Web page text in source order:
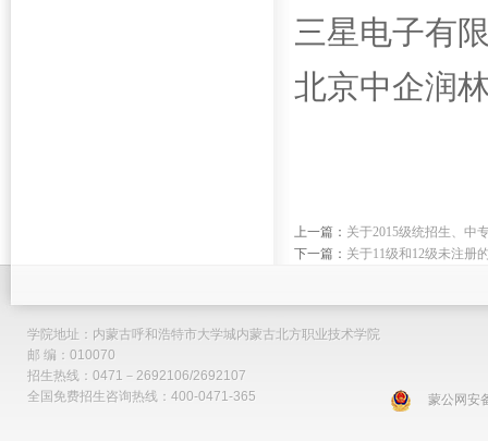
三星电子有
北京中企润
上一篇： 关于2015级统招生、中
下一篇： 关于11级和12级未注册
学院地址：内蒙古呼和浩特市大学城内蒙古北方职业技术学院
邮 编：010070
招生热线：0471－2692106/2692107
全国免费招生咨询热线：400-0471-365
蒙公网安